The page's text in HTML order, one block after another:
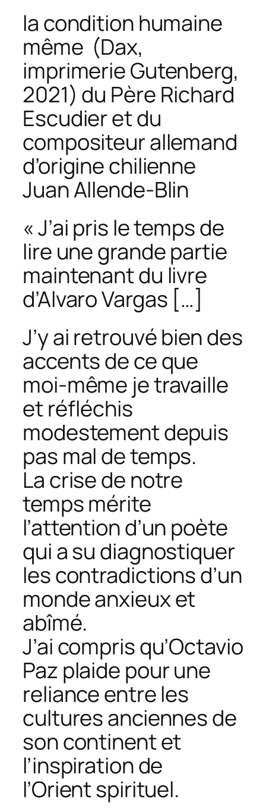
la condition humaine
même (Dax,
imprimerie Gutenberg,
2021) du Père Richard
Escudier et du
compositeur allemand
d’origine chilienne
Juan Allende-Blin
« J’ai pris le temps de
lire une grande partie
maintenant du livre
d’Alvaro Vargas […]
J’y ai retrouvé bien des
accents de ce que
moi-même je travaille
et réfléchis
modestement depuis
pas mal de temps.
La crise de notre
temps mérite
l’attention d’un poète
qui a su diagnostiquer
les contradictions d’un
monde anxieux et
abîmé.
J’ai compris qu’Octavio
Paz plaide pour une
reliance entre les
cultures anciennes de
son continent et
l’inspiration de
l’Orient spirituel.